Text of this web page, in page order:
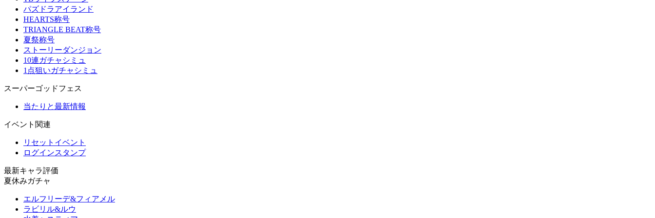
パズドラアイランド
HEARTS称号
TRIANGLE BEAT称号
夏祭称号
ストーリーダンジョン
10連ガチャシミュ
1点狙いガチャシミュ
スーパーゴッドフェス
当たりと最新情報
イベント関連
リセットイベント
ログインスタンプ
最新キャラ評価
夏休みガチャ
エルフリーデ&フィアメル
ラビリル&ルウ